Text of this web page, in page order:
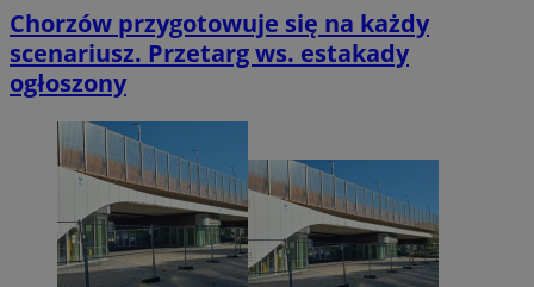
Chorzów przygotowuje się na każdy
scenariusz. Przetarg ws. estakady
ogłoszony